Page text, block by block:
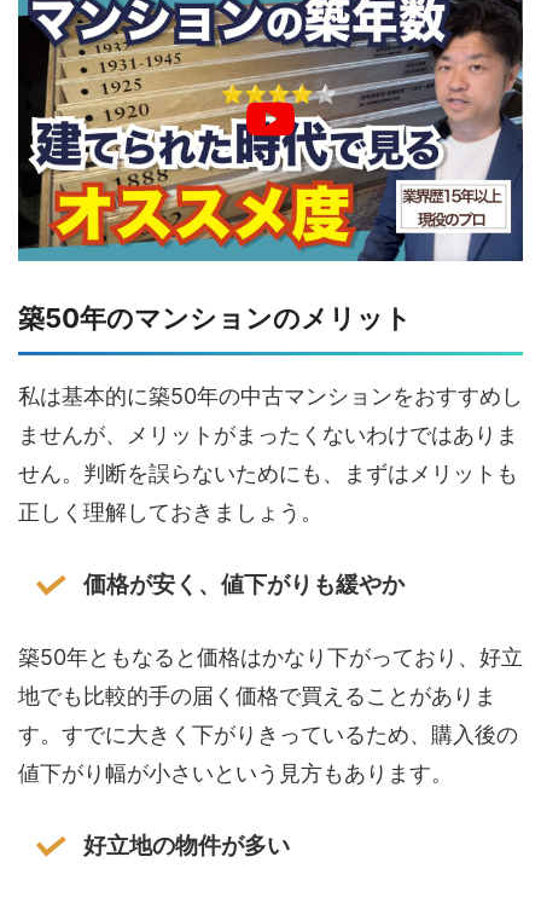
築50年のマンションのメリット
私は基本的に築50年の中古マンションをおすすめし
ませんが、メリットがまったくないわけではありま
せん。判断を誤らないためにも、まずはメリットも
正しく理解しておきましょう。
価格が安く、値下がりも緩やか
築50年ともなると価格はかなり下がっており、好立
地でも比較的手の届く価格で買えることがありま
す。すでに大きく下がりきっているため、購入後の
値下がり幅が小さいという見方もあります。
好立地の物件が多い